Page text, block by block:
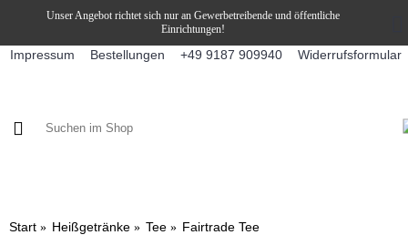
Unser Angebot richtet sich nur an Gewerbetreibende und öffentliche
Einrichtungen!
Impressum Bestellungen +49 9187 909940 Widerrufsformular
Start Heißgetränke Tee
Fairtrade Tee